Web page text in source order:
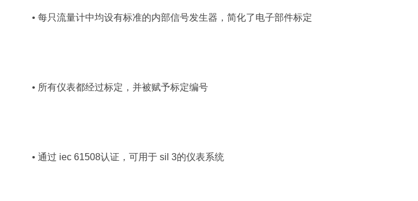
• 每只流量计中均设有标准的内部信号发生器，简化了电子部件标定
• 所有仪表都经过标定，并被赋予标定编号
• 通过 iec 61508认证，可用于 sil 3的仪表系统